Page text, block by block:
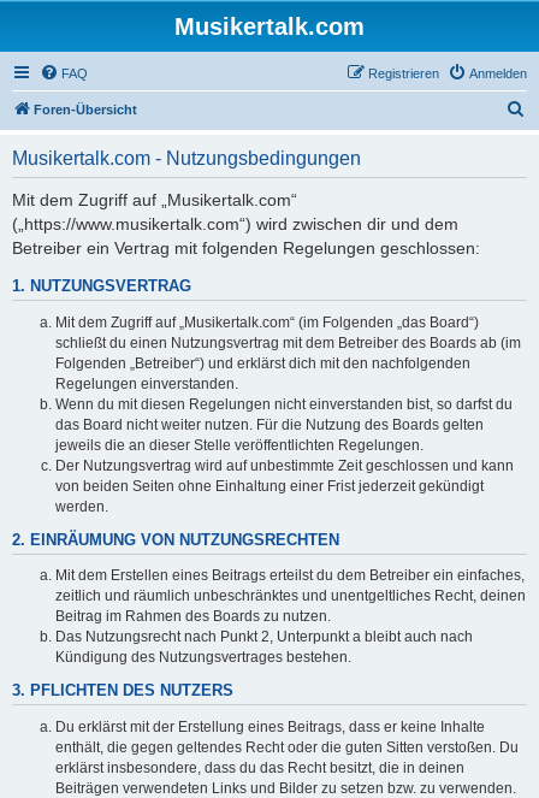
Musikertalk.com
FAQ Anmelden
Registrieren
Foren-Übersicht
Musikertalk.com - Nutzungsbedingungen
Mit dem Zugriff auf „Musikertalk.com“
(„https://www.musikertalk.com“) wird zwischen dir und dem
Betreiber ein Vertrag mit folgenden Regelungen geschlossen:
1. NUTZUNGSVERTRAG
Mit dem Zugriff auf „Musikertalk.com“ (im Folgenden „das Board“)
schließt du einen Nutzungsvertrag mit dem Betreiber des Boards ab (im
Folgenden „Betreiber“) und erklärst dich mit den nachfolgenden
Regelungen einverstanden.
Wenn du mit diesen Regelungen nicht einverstanden bist, so darfst du
das Board nicht weiter nutzen. Für die Nutzung des Boards gelten
jeweils die an dieser Stelle veröffentlichten Regelungen.
Der Nutzungsvertrag wird auf unbestimmte Zeit geschlossen und kann
von beiden Seiten ohne Einhaltung einer Frist jederzeit gekündigt
werden.
2. EINRÄUMUNG VON NUTZUNGSRECHTEN
Mit dem Erstellen eines Beitrags erteilst du dem Betreiber ein einfaches,
zeitlich und räumlich unbeschränktes und unentgeltliches Recht, deinen
Beitrag im Rahmen des Boards zu nutzen.
Das Nutzungsrecht nach Punkt 2, Unterpunkt a bleibt auch nach
Kündigung des Nutzungsvertrages bestehen.
3. PFLICHTEN DES NUTZERS
Du erklärst mit der Erstellung eines Beitrags, dass er keine Inhalte
enthält, die gegen geltendes Recht oder die guten Sitten verstoßen. Du
erklärst insbesondere, dass du das Recht besitzt, die in deinen
Beiträgen verwendeten Links und Bilder zu setzen bzw. zu verwenden.